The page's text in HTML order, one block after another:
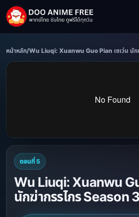
หน้าหลัก/Wu Liuqi: Xuanwu Guo Pian เซเว่น นัก
ตอนที่ 5
Wu Liuqi: Xuanwu
นักฆ่ากรรไกร Season